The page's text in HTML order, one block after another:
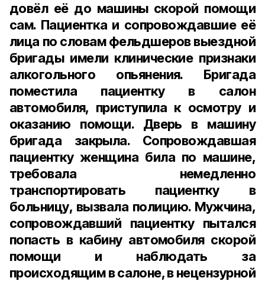
довёл её до машины скорой помощи
сам. Пациентка и сопровождавшие её
лица по словам фельдшеров выездной
бригады имели клинические признаки
алкогольного опьянения. Бригада
поместила пациентку в салон
автомобиля, приступила к осмотру и
оказанию помощи. Дверь в машину
бригада закрыла. Сопровождавшая
пациентку женщина била по машине,
требовала немедленно
транспортировать пациентку в
больницу, вызвала полицию. Мужчина,
сопровождавший пациентку пытался
попасть в кабину автомобиля скорой
помощи и наблюдать за
происходящим в салоне, в нецензурной